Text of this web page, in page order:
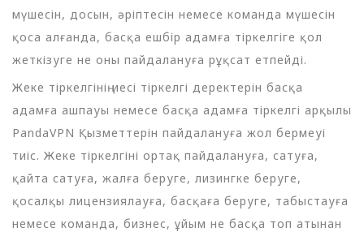
мүшесін, досын, әріптесін немесе команда мүшесін
қоса алғанда, басқа ешбір адамға тіркелгіге қол
жеткізуге не оны пайдалануға рұқсат етпейді.
Жеке тіркелгінің иесі тіркелгі деректерін басқа
адамға ашпауы немесе басқа адамға тіркелгі арқылы
PandaVPN Қызметтерін пайдалануға жол бермеуі
тиіс. Жеке тіркелгіні ортақ пайдалануға, сатуға,
қайта сатуға, жалға беруге, лизингке беруге,
қосалқы лицензиялауға, басқаға беруге, табыстауға
немесе команда, бизнес, ұйым не басқа топ атынан